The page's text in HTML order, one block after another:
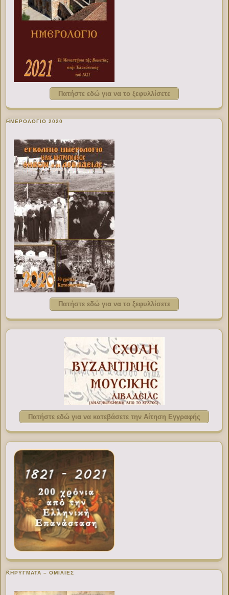
Πατήστε εδώ για να το ξεφυλλίσετε
ΗΜΕΡΟΛΟΓΙΟ 2020
Πατήστε εδώ για να το ξεφυλλίσετε
Πατήστε εδώ για να κατεβάσετε την Αίτηση Εγγραφής
ΚΗΡΥΓΜΑΤΑ – ΟΜΙΛΙΕΣ